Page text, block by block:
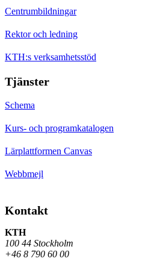
Centrumbildningar
Rektor och ledning
KTH:s verksamhetsstöd
Tjänster
Schema
Kurs- och programkatalogen
Lärplattformen Canvas
Webbmejl
Kontakt
KTH
100 44 Stockholm
+46 8 790 60 00